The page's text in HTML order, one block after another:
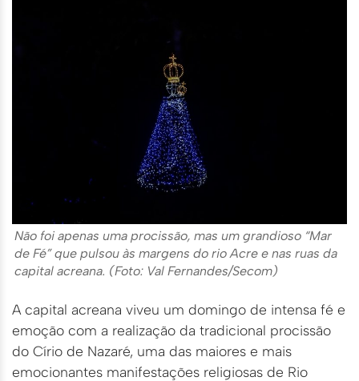
Não foi apenas uma procissão, mas um grandioso “Mar
de Fé” que pulsou às margens do rio Acre e nas ruas da
capital acreana. (Foto: Val Fernandes/Secom)
A capital acreana viveu um domingo de intensa fé e
emoção com a realização da tradicional procissão
do Círio de Nazaré, uma das maiores e mais
emocionantes manifestações religiosas de Rio